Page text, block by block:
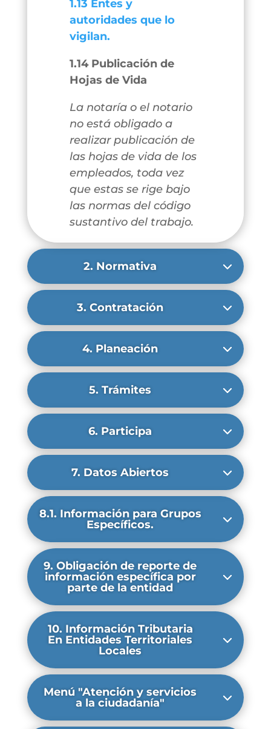
1.13 Entes y
autoridades que lo
vigilan.
1.14 Publicación de
Hojas de Vida
La notaría o el notario
no está obligado a
realizar publicación de
las hojas de vida de los
empleados, toda vez
que estas se rige bajo
las normas del código
sustantivo del trabajo.
2. Normativa
3. Contratación
4. Planeación
5. Trámites
6. Participa
7. Datos Abiertos
8.1. Información para Grupos
Específicos.
9. Obligación de reporte de
información específica por
parte de la entidad
10. Información Tributaria
En Entidades Territoriales
Locales
Menú "Atención y servicios
a la ciudadanía"